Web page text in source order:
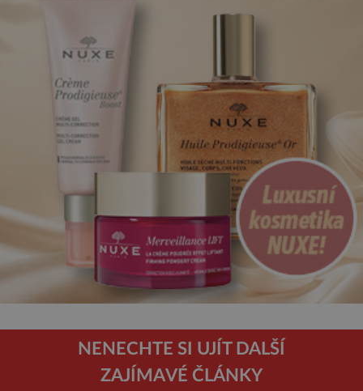
NENECHTE SI UJÍT DALŠÍ
ZAJÍMAVÉ ČLÁNKY